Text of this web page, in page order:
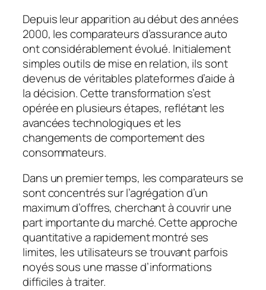
Depuis leur apparition au début des années
2000, les comparateurs d’assurance auto
ont considérablement évolué. Initialement
simples outils de mise en relation, ils sont
devenus de véritables plateformes d’aide à
la décision. Cette transformation s’est
opérée en plusieurs étapes, reflétant les
avancées technologiques et les
changements de comportement des
consommateurs.
Dans un premier temps, les comparateurs se
sont concentrés sur l’agrégation d’un
maximum d’offres, cherchant à couvrir une
part importante du marché. Cette approche
quantitative a rapidement montré ses
limites, les utilisateurs se trouvant parfois
noyés sous une masse d’informations
difficiles à traiter.